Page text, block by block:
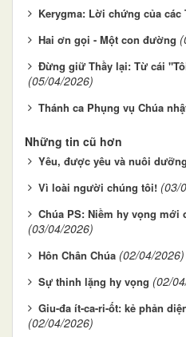
Kerygma: Lời chứng của các
Hai ơn gọi - Một con đường
Đừng giữ Thầy lại: Từ cái
(05/04/2026)
Thánh ca Phụng vụ Chúa
Những tin cũ hơn
Yêu, được yêu và nuôi
Vì loài người chúng tôi! (03/
Chúa PS: Niềm hy vọng
(03/04/2026)
Hôn Chân Chúa (02/04/2026)
Sự thinh lặng hy vọng (02/
Giu-đa ít-ca-ri-ốt: kẻ phản
(02/04/2026)